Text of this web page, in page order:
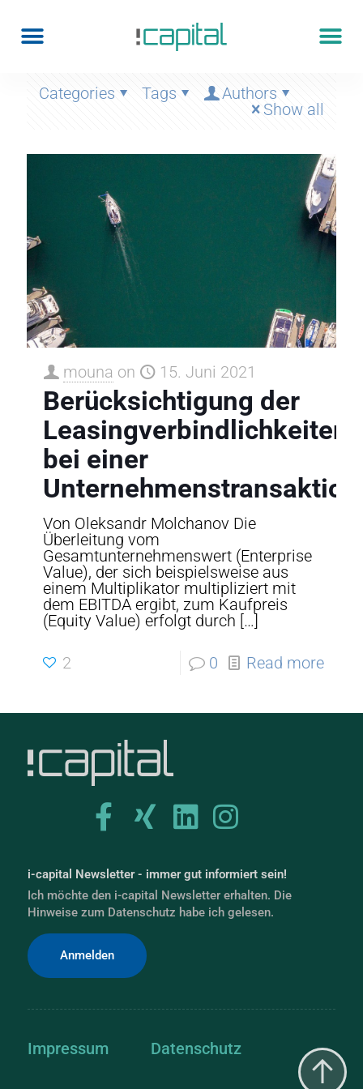
Categories Tags
Authors
Show all
mouna on 15. Juni 2021
Berücksichtigung der
Leasingverbindlichkeiten
bei einer
Unternehmenstransaktion
Von Oleksandr Molchanov Die
Überleitung vom
Gesamtunternehmenswert (Enterprise
Value), der sich beispielsweise aus
einem Multiplikator multipliziert mit
dem EBITDA ergibt, zum Kaufpreis
(Equity Value) erfolgt durch […]
2 0 Read more
i-capital Newsletter - immer gut informiert sein!
Ich möchte den i-capital Newsletter erhalten. Die
Hinweise zum Datenschutz habe ich gelesen.
Anmelden
Impressum Datenschutz